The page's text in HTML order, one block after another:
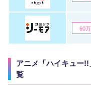
60
アニメ「ハイキュー
覧